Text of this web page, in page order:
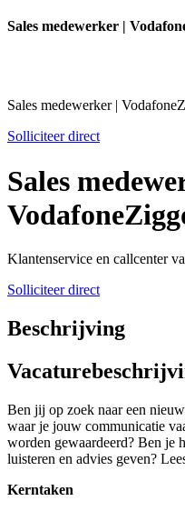
Sales medewerker |
Sales medewerker |
Solliciteer direct
Sales
Klantenservice en callcenter
Solliciteer direct
Beschrijving
Ben jij op zoek naar een
waar je jouw communicatie
worden gewaardeerd? Ben je
luisteren en advies geven?
Kerntaken